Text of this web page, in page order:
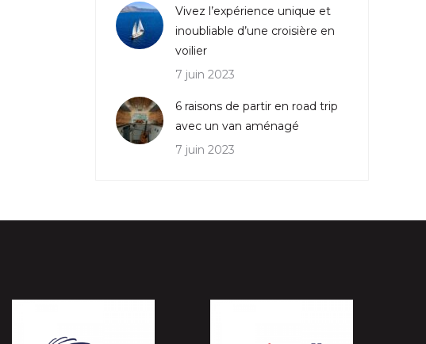
Vivez l’expérience unique et
inoubliable d’une croisière en
voilier
7 juin 2023
6 raisons de partir en road trip
avec un van aménagé
7 juin 2023